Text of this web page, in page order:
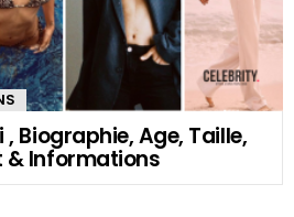
, Biographie, Age, Taille,
& Informations